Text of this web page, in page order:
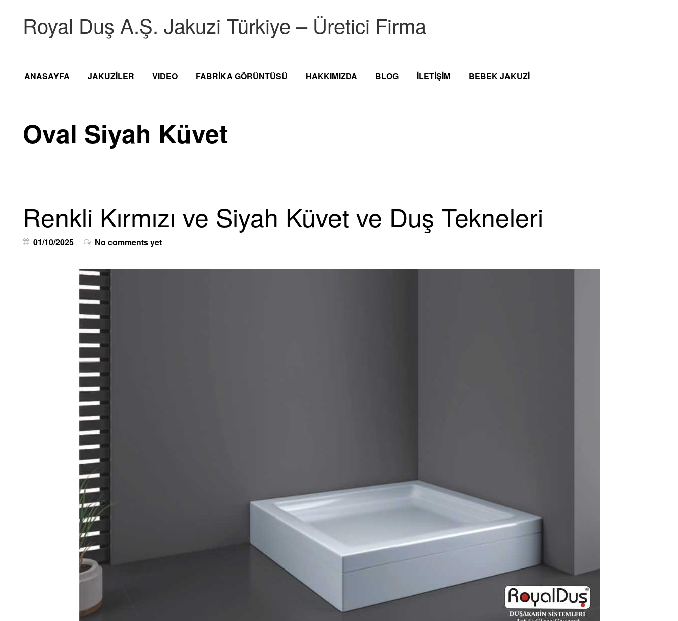
Royal Duş A.Ş. Jakuzi Türkiye – Üretici Firma
ANASAYFA JAKUZİLER VIDEO FABRİKA GÖRÜNTÜSÜ HAKKIMIZDA BLOG İLETİŞİM BEBEK JAKUZI
Oval Siyah Küvet
Renkli Kırmızı ve Siyah Küvet ve Duş Tekneleri
01/10/2025 No comments yet